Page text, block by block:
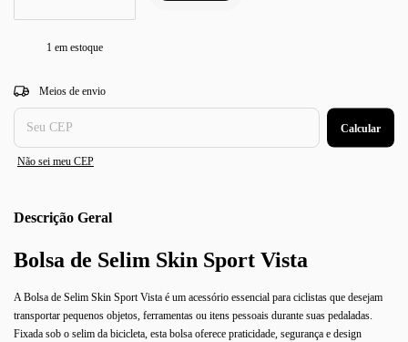
1 em estoque
Entregas para o CEP:
Meios de envio
Calcular
Não sei meu CEP
Descrição
Bolsa de Selim Skin Sport Vista
A Bolsa de Selim Skin Sport Vista é um acessório essencial para ciclistas que desejam
transportar pequenos objetos, ferramentas ou itens pessoais durante suas pedaladas.
Fixada sob o selim da bicicleta, esta bolsa oferece praticidade, segurança e design